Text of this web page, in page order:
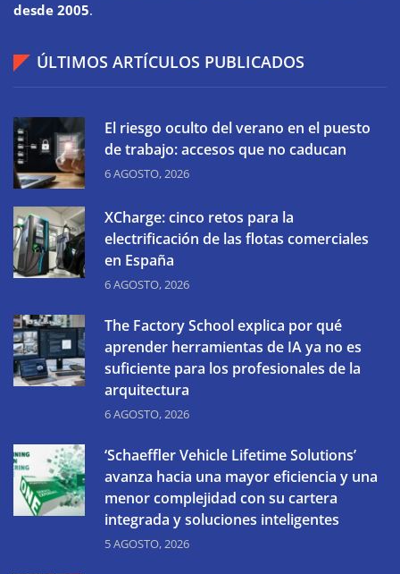
desde 2005.
ÚLTIMOS ARTÍCULOS PUBLICADOS
El riesgo oculto del verano en el puesto
de trabajo: accesos que no caducan
6 AGOSTO, 2026
XCharge: cinco retos para la
electrificación de las flotas comerciales
en España
6 AGOSTO, 2026
The Factory School explica por qué
aprender herramientas de IA ya no es
suficiente para los profesionales de la
arquitectura
6 AGOSTO, 2026
‘Schaeffler Vehicle Lifetime Solutions’
avanza hacia una mayor eficiencia y una
menor complejidad con su cartera
integrada y soluciones inteligentes
5 AGOSTO, 2026